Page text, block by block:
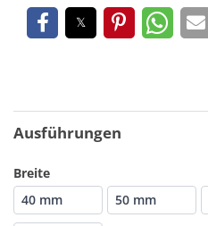
Ausführungen
Breite
40 mm
50 mm